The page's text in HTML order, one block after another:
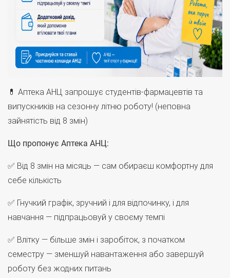
💊 Аптека АНЦ запрошує студентів-фармацевтів та
випускників на сезонну літню роботу! (неповна
зайнятість від 8 змін)
Що пропонує Аптека АНЦ:
✅ Від 8 змін на місяць — сам обираєш комфортну для
себе кількість
✅ Гнучкий графік, зручний і для відпочинку, і для
навчання — підпрацьовуй у своєму темпі
✅ Влітку — більше змін і заробіток, з початком
семестру — зменшуй навантаження або завершуй
роботу без жодних питань